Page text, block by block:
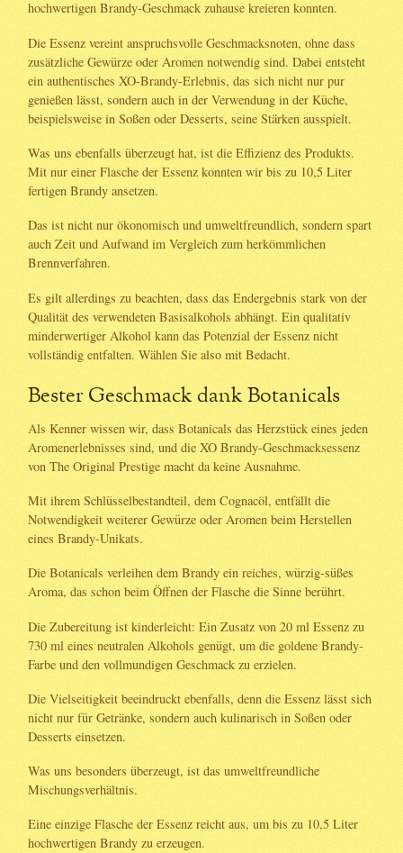
hochwertigen Brandy-Geschmack zuhause kreieren konnten.
Die Essenz vereint anspruchsvolle Geschmacksnoten, ohne dass
zusätzliche Gewürze oder Aromen notwendig sind. Dabei entsteht
ein authentisches XO-Brandy-Erlebnis, das sich nicht nur pur
genießen lässt, sondern auch in der Verwendung in der Küche,
beispielsweise in Soßen oder Desserts, seine Stärken ausspielt.
Was uns ebenfalls überzeugt hat, ist die Effizienz des Produkts.
Mit nur einer Flasche der Essenz konnten wir bis zu 10,5 Liter
fertigen Brandy ansetzen.
Das ist nicht nur ökonomisch und umweltfreundlich, sondern spart
auch Zeit und Aufwand im Vergleich zum herkömmlichen
Brennverfahren.
Es gilt allerdings zu beachten, dass das Endergebnis stark von der
Qualität des verwendeten Basisalkohols abhängt. Ein qualitativ
minderwertiger Alkohol kann das Potenzial der Essenz nicht
vollständig entfalten. Wählen Sie also mit Bedacht.
Bester Geschmack dank Botanicals
Als Kenner wissen wir, dass Botanicals das Herzstück eines jeden
Aromenerlebnisses sind, und die XO Brandy-Geschmacksessenz
von The Original Prestige macht da keine Ausnahme.
Mit ihrem Schlüsselbestandteil, dem Cognacöl, entfällt die
Notwendigkeit weiterer Gewürze oder Aromen beim Herstellen
eines Brandy-Unikats.
Die Botanicals verleihen dem Brandy ein reiches, würzig-süßes
Aroma, das schon beim Öffnen der Flasche die Sinne berührt.
Die Zubereitung ist kinderleicht: Ein Zusatz von 20 ml Essenz zu
730 ml eines neutralen Alkohols genügt, um die goldene Brandy-
Farbe und den vollmundigen Geschmack zu erzielen.
Die Vielseitigkeit beeindruckt ebenfalls, denn die Essenz lässt sich
nicht nur für Getränke, sondern auch kulinarisch in Soßen oder
Desserts einsetzen.
Was uns besonders überzeugt, ist das umweltfreundliche
Mischungsverhältnis.
Eine einzige Flasche der Essenz reicht aus, um bis zu 10,5 Liter
hochwertigen Brandy zu erzeugen.